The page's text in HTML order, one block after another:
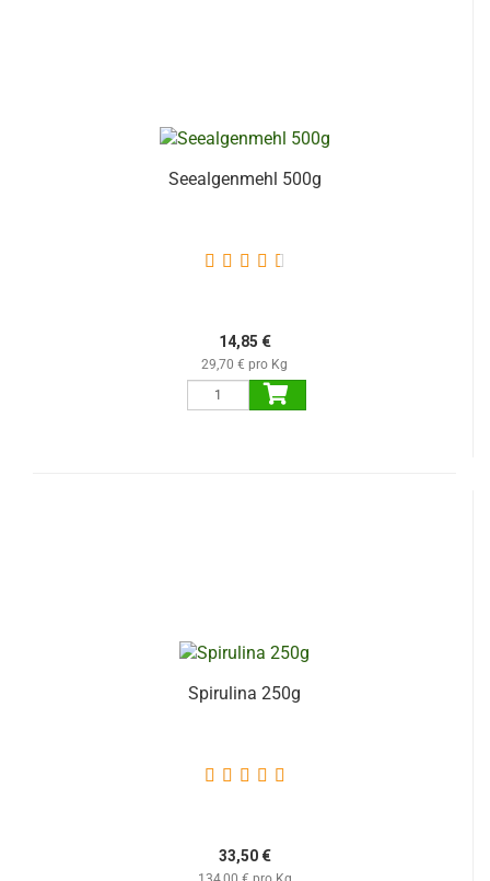
Seealgenmehl 500g
14,85 €
29,70 € pro Kg
Spirulina 250g
33,50 €